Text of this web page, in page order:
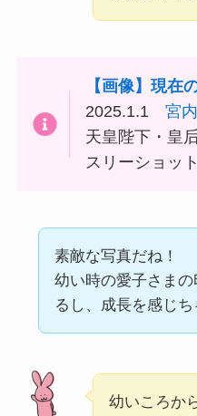
【画像】現在
2025.1.1宮
天皇陛下・皇
スリーショット
素敵な写真だね！
幼い時の愛子さま
るし、成長を感じち
幼いころか